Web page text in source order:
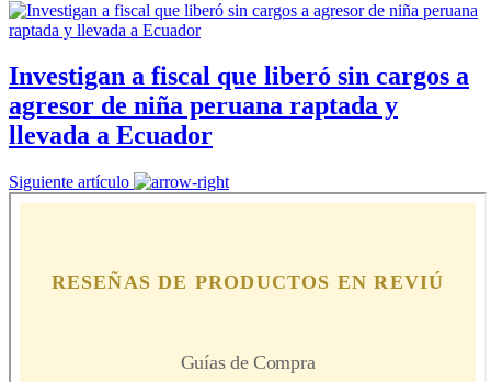
Investigan a fiscal que liberó sin cargos a
agresor de niña peruana raptada y
llevada a Ecuador
Siguiente artículo